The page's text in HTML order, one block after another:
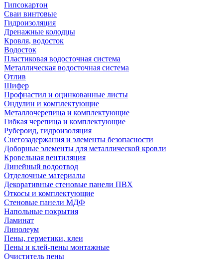
Гипсокартон
Сваи винтовые
Гидроизоляция
Дренажные колодцы
Кровля, водосток
Водосток
Пластиковая водосточная система
Металлическая водосточная система
Отлив
Шифер
Профнастил и оцинкованные листы
Ондулин и комплектующие
Металлочерепица и комплектующие
Гибкая черепица и комплектующие
Рубероид, гидроизоляция
Снегозадержания и элементы безопасности
Доборные элементы для металлической кровли
Кровельная вентиляция
Линейный водоотвод
Отделочные материалы
Декоративные стеновые панели ПВХ
Откосы и комплектующие
Стеновые панели МДФ
Напольные покрытия
Ламинат
Линолеум
Пены, герметики, клеи
Пены и клей-пены монтажные
Очиститель пены